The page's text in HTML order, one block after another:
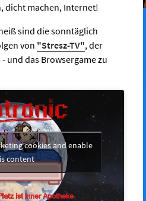
dicht machen, Internet!
sind die sonntäglich
von "Stresz-TV", der
und das Browsergame zu
cookies and enable
content